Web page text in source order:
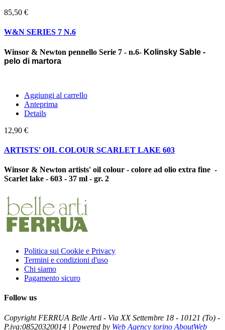
85,50 €
W&N SERIES 7 N.6
Winsor & Newton pennello Serie 7 - n.6- Kolinsky Sable -
pelo di martora
Aggiungi al carrello
Anteprima
Details
12,90 €
ARTISTS' OIL COLOUR SCARLET LAKE 603
Winsor & Newton artists' oil colour - colore ad olio extra fine -
Scarlet lake - 603 - 37 ml - gr. 2
Politica sui Cookie e Privacy
Termini e condizioni d'uso
Chi siamo
Pagamento sicuro
Follow us
Copyright FERRUA Belle Arti - Via XX Settembre 18 - 10121 (To) -
P.iva:08520320014 | Powered by Web Agency torino AboutWeb